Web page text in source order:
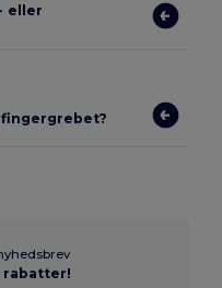
eller
rabatter!